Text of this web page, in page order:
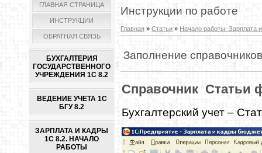
ГЛАВНАЯ СТРАНИЦА
ИНСТРУКЦИИ
ОБРАТНАЯ СВЯЗЬ
БУХГАЛТЕРИЯ
ГОСУДАРСТВЕННОГО
УЧРЕЖДЕНИЯ 1С 8.2
ВЕДЕНИЕ УЧЕТА 1С
БГУ 8.2
ЗАРПЛАТА И КАДРЫ
1С 8.2. НАЧАЛО
РАБОТЫ
Инструкции по работе
Главная » Статьи » Начало работы. Зарплата
Заполнение справочников
Справочник Статьи
Бухгалтерский учет –